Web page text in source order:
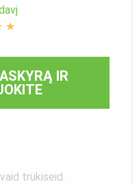
★
IR
trükiseid.